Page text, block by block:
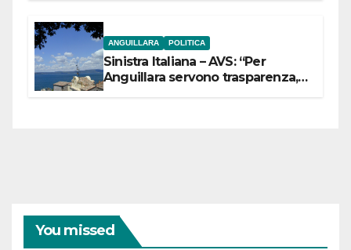
ANGUILLARA POLITICA
Sinistra Italiana – AVS: “Per
Anguillara servono trasparenza,
You missed